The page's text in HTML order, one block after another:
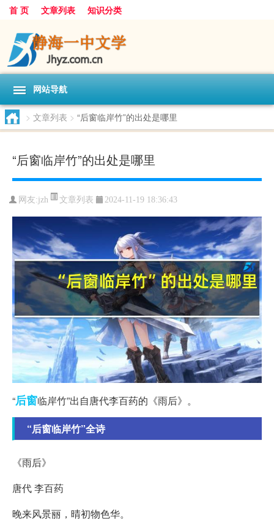
首 页 文章列表 知识分类
网站导航
> 文章列表 > “后窗临岸竹”的出处是哪里
“后窗临岸竹”的出处是哪里
网友:jzh 文章列表 2024-11-19 18:36:43
“后窗临岸竹”出自唐代李百药的《雨后》。
“后窗临岸竹”全诗
《雨后》
唐代 李百药
晚来风景丽，晴初物色华。